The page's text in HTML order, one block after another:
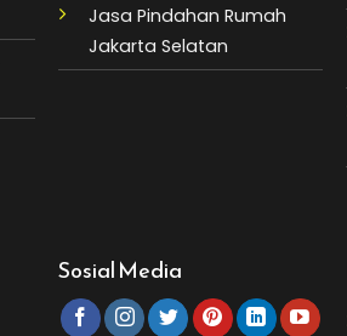
Jasa Pindahan Rumah
Jakarta Selatan
Sosial Media